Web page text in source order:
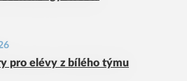
pro elévy z bílého týmu